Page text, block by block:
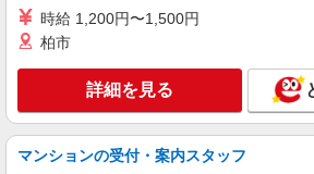
アルバイト パート
ケンタッキーフライドチキン ららぽーと湘南
カウンター・キッチン
時＞フルタイム
時給1350円 ＜高校生
神奈川県平塚市天沼
時給 1,200円〜1,500円
柏市
詳細を見る
マンションの受付・案内スタッフ